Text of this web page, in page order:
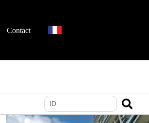
Contact